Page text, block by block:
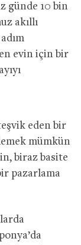
günde 10 bin
akıllı
evin için bir
eden bir
mümkün
biraz basite
pazarlama